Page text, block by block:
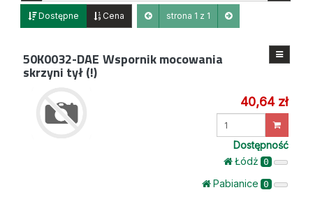
opisach
Dostępne Cena strona 1 z 1
50K0032-DAE Wspornik mocowania
skrzyni tył (!)
40,64 zł
Dostępność
Łódż 0
Pabianice 0